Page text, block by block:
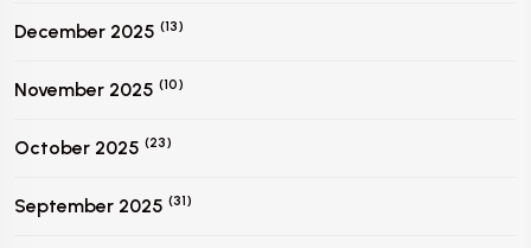
December 2025 (13)
November 2025 (10)
October 2025 (23)
September 2025 (31)